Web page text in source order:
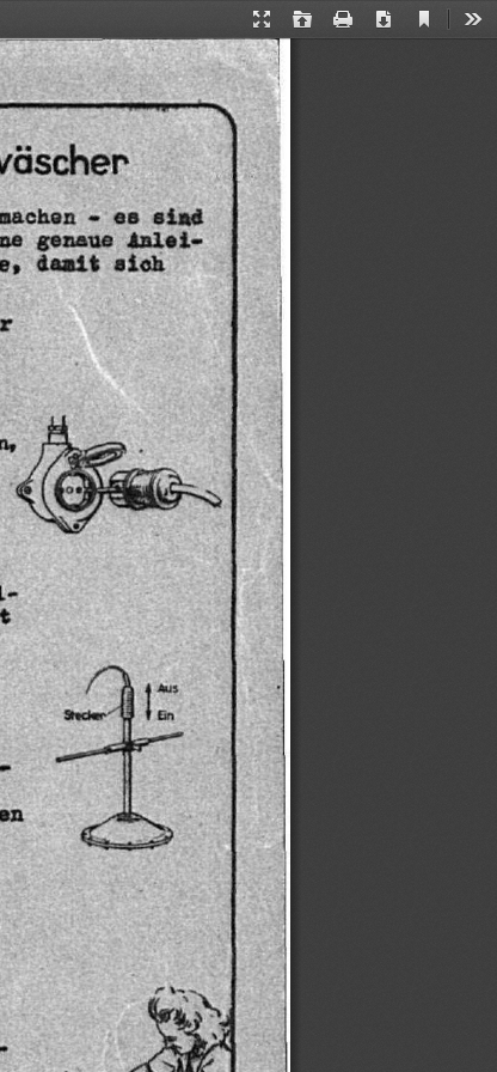
Presentation
Mode
Open Print Download
Current
- es
sind
genaue
Anlei-
damit
sich
Aus
Inge
Em
3